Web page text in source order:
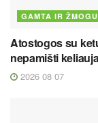
GAMTA IR
Atostogos su
nepamišti
2026 08 07